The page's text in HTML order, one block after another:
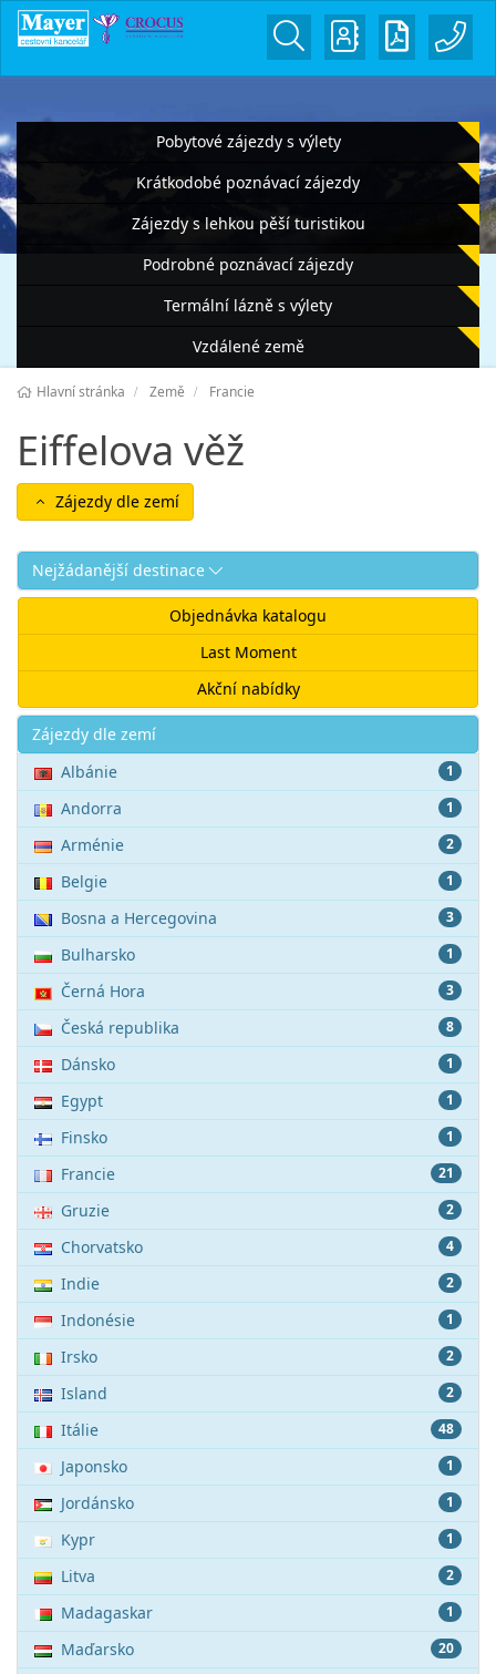
Pobytové zájezdy s výlety
Krátkodobé poznávací zájezdy
Zájezdy s lehkou pěší turistikou
Podrobné poznávací zájezdy
Termální lázně s výlety
Vzdálené země
Hlavní stránka Země Francie
Eiffelova věž
Zájezdy dle zemí
Nejžádanější destinace
Objednávka katalogu
Last Moment
Akční nabídky
Akce
Zájezdy dle zemí
1
Albánie
1
Andorra
2
Arménie
1
Belgie
3
Bosna a Hercegovina
1
Bulharsko
3
Černá Hora
8
Česká republika
1
Dánsko
1
Egypt
1
Finsko
21
Francie
2
Gruzie
4
Chorvatsko
2
Indie
1
Indonésie
2
Irsko
2
Island
48
Itálie
1
Japonsko
1
Jordánsko
1
Kypr
2
Litva
1
Madagaskar
20
Maďarsko